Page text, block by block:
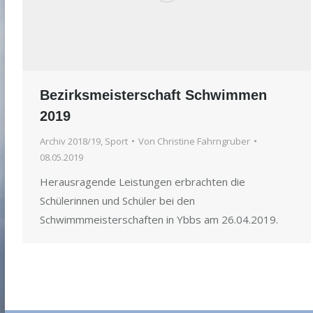
Bezirksmeisterschaft Schwimmen
2019
Archiv 2018/19 Sport Von Christine Fahrngruber
08.05.2019
Herausragende Leistungen erbrachten die
Schülerinnen und Schüler bei den
Schwimmmeisterschaften in Ybbs am 26.04.2019.